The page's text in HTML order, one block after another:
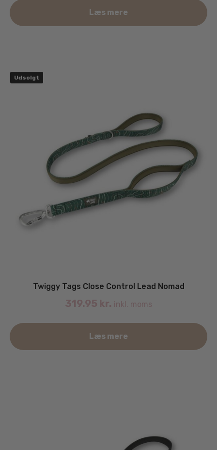
Læs mere
Udsolgt
Twiggy Tags Close Control Lead Nomad
319.95 kr. inkl. moms
Læs mere